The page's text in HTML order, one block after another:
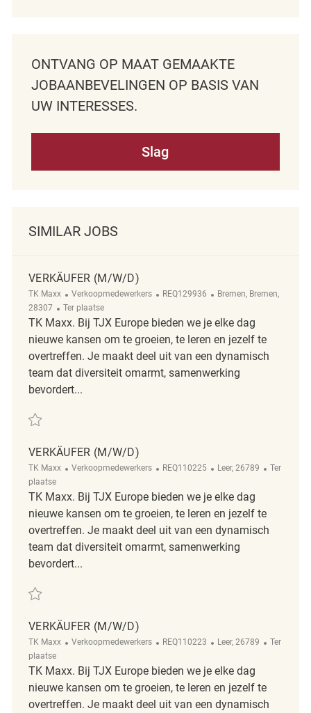
ONTVANG OP MAAT GEMAAKTE
JOBAANBEVELINGEN OP BASIS VAN
UW INTERESSES.
Slag
SIMILAR JOBS
VERKÄUFER (M/W/D)
TK Maxx Categorie
Verkoopmedewerkers ReqId
REQ129936 Plaats
Bremen, Bremen,
28307
Afgelegen
Ter plaatse
TK Maxx. Bij TJX Europe bieden we je elke dag
nieuwe kansen om te groeien, te leren en jezelf te
overtreffen. Je maakt deel uit van een dynamisch
team dat diversiteit omarmt, samenwerking
bevordert...
Redden Verkäufer (m/w/d) REQ129936
VERKÄUFER (M/W/D)
TK Maxx Categorie
Verkoopmedewerkers ReqId
REQ110225 Plaats
Leer, 26789 Afgelegen
Ter
plaatse
TK Maxx. Bij TJX Europe bieden we je elke dag
nieuwe kansen om te groeien, te leren en jezelf te
overtreffen. Je maakt deel uit van een dynamisch
team dat diversiteit omarmt, samenwerking
bevordert...
Redden Verkäufer (m/w/d) REQ110225
VERKÄUFER (M/W/D)
TK Maxx Categorie
Verkoopmedewerkers ReqId
REQ110223 Plaats
Leer, 26789 Afgelegen
Ter
plaatse
TK Maxx. Bij TJX Europe bieden we je elke dag
nieuwe kansen om te groeien, te leren en jezelf te
overtreffen. Je maakt deel uit van een dynamisch